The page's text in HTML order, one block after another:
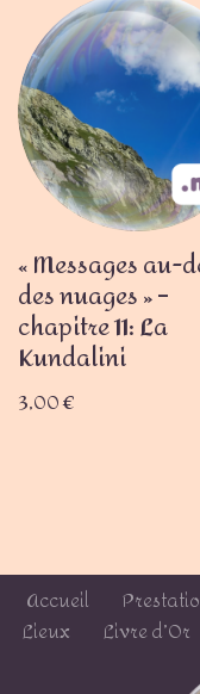
« Messages au-
des nuages » –
chapitre 11: La
Kundalini
3,00€
Accueil
Lieux
Livre d’Or